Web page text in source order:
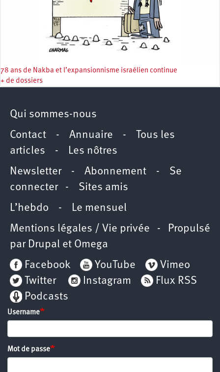
78 ans de Nakba et l’expansionnisme israélien continue
+ de dossiers
Qui sommes-nous
Contact - Annuaire -
Tous les
articles - Les nôtres
Newsletter- Abonnement - Se
connecter- Sites amis
L’hebdo - Le mensuel
Mentions légales / Vie privée - Propulsé
par Drupal et Omega
Facebook
YouTube
Vimeo
Twitter
Instagram
Flux RSS
Podcasts
Username
Mot de passe